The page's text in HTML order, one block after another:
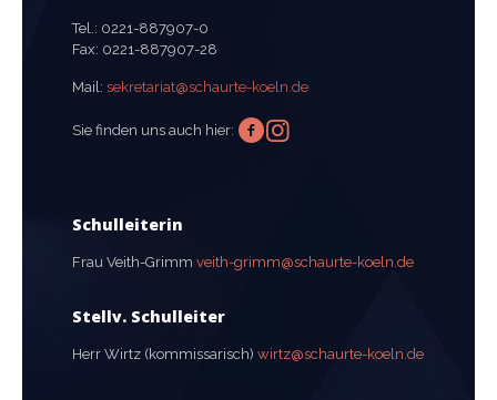
Tel.: 0221-887907-0
Fax: 0221-887907-28
Mail: sekretariat@schaurte-koeln.de
Sie finden uns auch hier:
Schulleiterin
Frau Veith-Grimm veith-grimm@schaurte-koeln.de
Stellv. Schulleiter
Herr Wirtz (kommissarisch) wirtz@schaurte-koeln.de